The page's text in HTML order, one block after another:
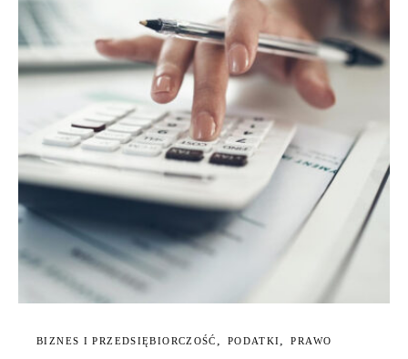
BIZNES I PRZEDSIĘBIORCZOŚĆ PODATKI PRAWO